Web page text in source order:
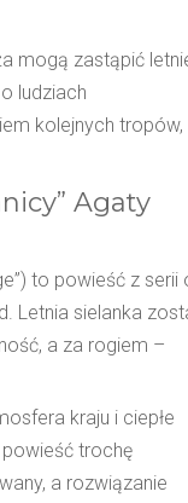
mogą zastąpić
ludziach
kolejnych tropów,
Agaty
to powieść z serii
Letnia sielanka
a za rogiem –
kraju i ciepłe
trochę
a rozwiązanie